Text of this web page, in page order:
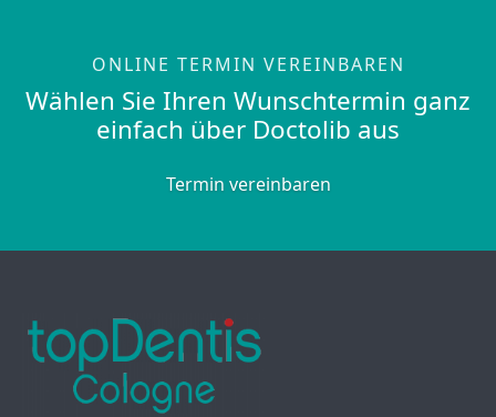
ONLINE TERMIN VEREINBAREN
Wählen Sie Ihren Wunschtermin ganz
einfach über Doctolib aus
Termin vereinbaren